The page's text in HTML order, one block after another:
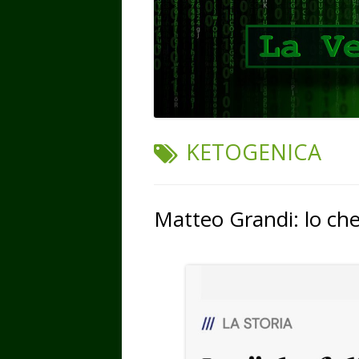
TAG:
KETOGENICA
Matteo Grandi: lo